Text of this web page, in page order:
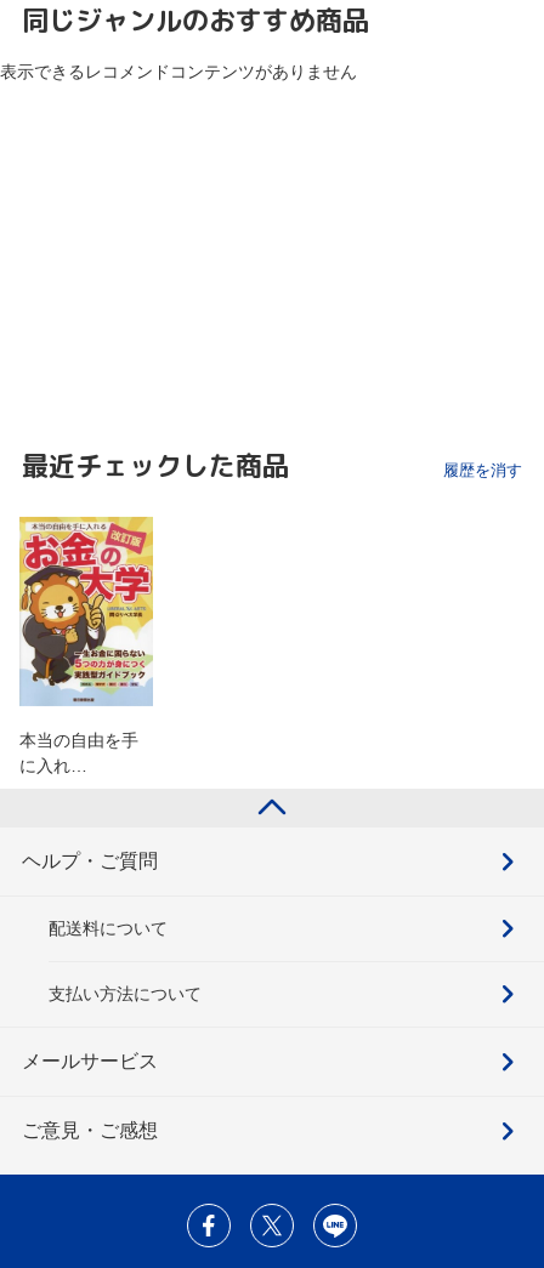
同じジャンルのおすすめ商品
表示できるレコメンドコンテンツがありません
最近チェックした商品 履歴を消す
本当の自由を手
に入れ…
ヘルプ・ご質問
配送料について
支払い方法について
メールサービス
ご意見・ご感想